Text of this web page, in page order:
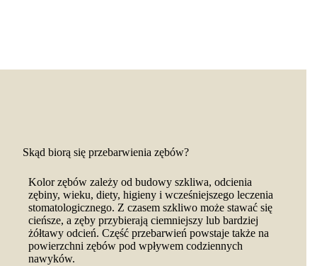
Skąd biorą się przebarwienia zębów?
Kolor zębów zależy od budowy szkliwa, odcienia
zębiny, wieku, diety, higieny i wcześniejszego leczenia
stomatologicznego. Z czasem szkliwo może stawać się
cieńsze, a zęby przybierają ciemniejszy lub bardziej
żółtawy odcień. Część przebarwień powstaje także na
powierzchni zębów pod wpływem codziennych
nawyków.